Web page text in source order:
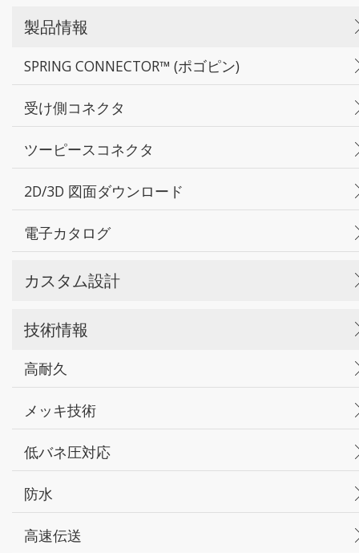
製品情報
SPRING CONNECTOR™ (ポゴピン)
受け側コネクタ
ツーピースコネクタ
2D/3D 図面ダウンロード
電子カタログ
カスタム設計
技術情報
高耐久
メッキ技術
低バネ圧対応
防水
高速伝送